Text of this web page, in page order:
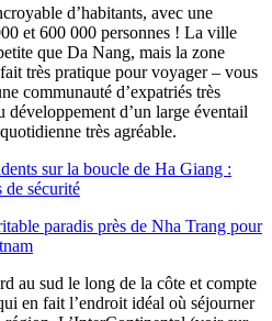
d’habitants, avec une
et 600 000 personnes ! La ville
que Da Nang, mais la zone
très pratique pour voyager – vous
communauté d’expatriés très
d’un large éventail
très agréable.
sur la boucle de Ha Giang :
de sécurité
paradis près de Nha Trang pour
au sud le long de la côte et compte
en fait l’endroit idéal où séjourner